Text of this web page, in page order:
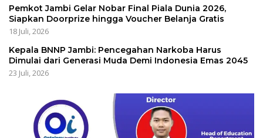
Pemkot Jambi Gelar Nobar Final Piala Dunia 2026,
Siapkan Doorprize hingga Voucher Belanja Gratis
18 Juli, 2026
Kepala BNNP Jambi: Pencegahan Narkoba Harus
Dimulai dari Generasi Muda Demi Indonesia Emas 2045
23 Juli, 2026